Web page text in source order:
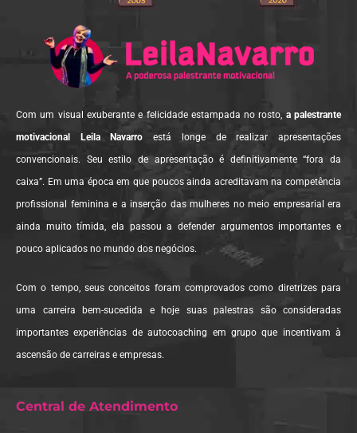
Com um visual exuberante e felicidade estampada no rosto, a palestrante
motivacional Leila Navarro está longe de realizar apresentações
convencionais. Seu estilo de apresentação é definitivamente “fora da
caixa”. Em uma época em que poucos ainda acreditavam na competência
profissional feminina e a inserção das mulheres no meio empresarial era
ainda muito tímida, ela passou a defender argumentos importantes e
pouco aplicados no mundo dos negócios.
Com o tempo, seus conceitos foram comprovados como diretrizes para
uma carreira bem-sucedida e hoje suas palestras são consideradas
importantes experiências de autocoaching em grupo que incentivam à
ascensão de carreiras e empresas.
Central de Atendimento